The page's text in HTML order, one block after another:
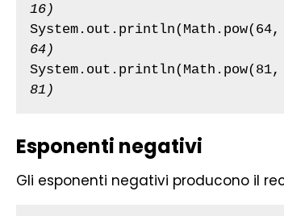
16)
64)
81)
Esponenti negativi
Gli esponenti negativi producono il